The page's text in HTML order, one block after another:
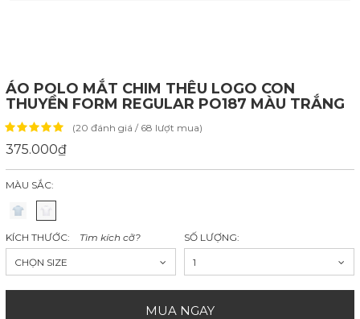
ÁO POLO MẮT CHIM THÊU LOGO CON
THUYỀN FORM REGULAR PO187 MÀU TRẮNG
(20 đánh giá / 68 lượt mua)
375.000₫
MÀU SẮC:
KÍCH THƯỚC: Tìm kích cỡ?
CHỌN SIZE
SỐ LƯỢNG:
1
MUA NGAY